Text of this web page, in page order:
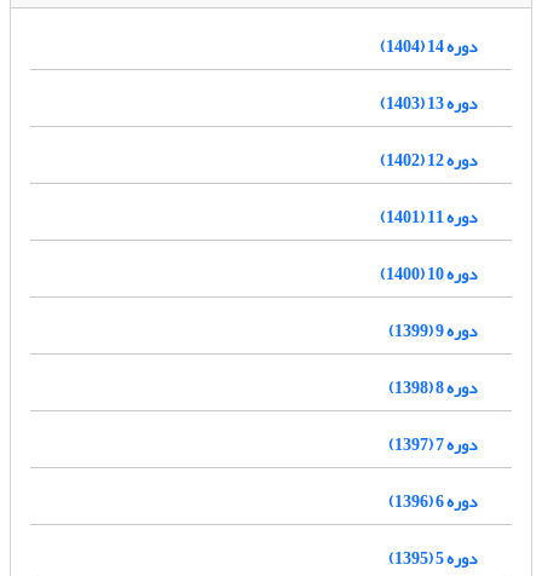
دوره 14 (1404)
دوره 13 (1403)
دوره 12 (1402)
دوره 11 (1401)
دوره 10 (1400)
دوره 9 (1399)
دوره 8 (1398)
دوره 7 (1397)
دوره 6 (1396)
دوره 5 (1395)